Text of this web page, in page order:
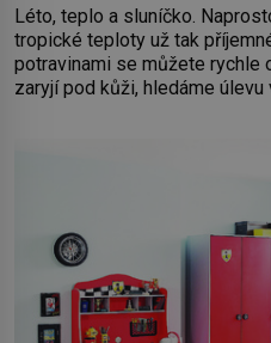
Léto, teplo a sluníčko.
tropické teploty už tak
potravinami se můžete rychle
zaryjí pod kůži, hledáme